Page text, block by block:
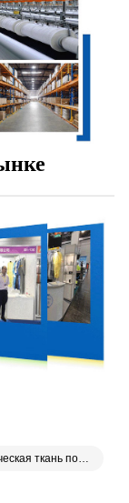
антистатическая ткань подкладки платья